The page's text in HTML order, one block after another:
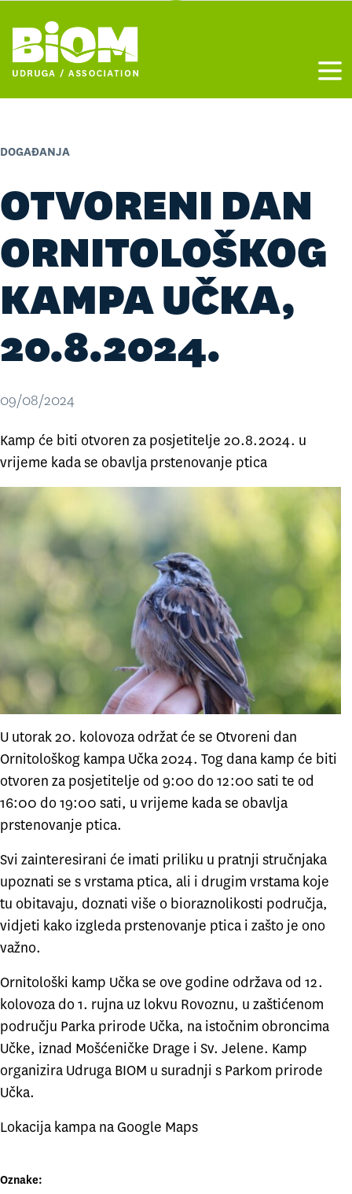
DOGAĐANJA
OTVORENI DAN
ORNITOLOŠKOG
KAMPA UČKA,
20.8.2024.
09/08/2024
Kamp će biti otvoren za posjetitelje 20.8.2024. u
vrijeme kada se obavlja prstenovanje ptica
U utorak 20. kolovoza održat će se Otvoreni dan
Ornitološkog kampa Učka 2024. Tog dana kamp će biti
otvoren za posjetitelje od 9:00 do 12:00 sati te od
16:00 do 19:00 sati, u vrijeme kada se obavlja
prstenovanje ptica.
Svi zainteresirani će imati priliku u pratnji stručnjaka
upoznati se s vrstama ptica, ali i drugim vrstama koje
tu obitavaju, doznati više o bioraznolikosti područja,
vidjeti kako izgleda prstenovanje ptica i zašto je ono
važno.
Ornitološki kamp Učka se ove godine održava od 12.
kolovoza do 1. rujna uz lokvu Rovoznu, u zaštićenom
području Parka prirode Učka, na istočnim obroncima
Učke, iznad Mošćeničke Drage i Sv. Jelene. Kamp
organizira Udruga BIOM u suradnji s Parkom prirode
Učka.
Lokacija kampa na Google Maps
Oznake: